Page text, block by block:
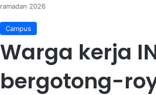
ramadan 2026
Campus
Warga kerja
bergotong-